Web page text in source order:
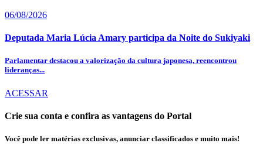
06/08/2026
Deputada Maria Lúcia Amary participa da Noite do Sukiyaki
Parlamentar destacou a valorização da cultura japonesa, reencontrou
lideranças...
ACESSAR
Crie sua conta e confira as vantagens do Portal
Você pode ler matérias exclusivas, anunciar classificados e muito mais!